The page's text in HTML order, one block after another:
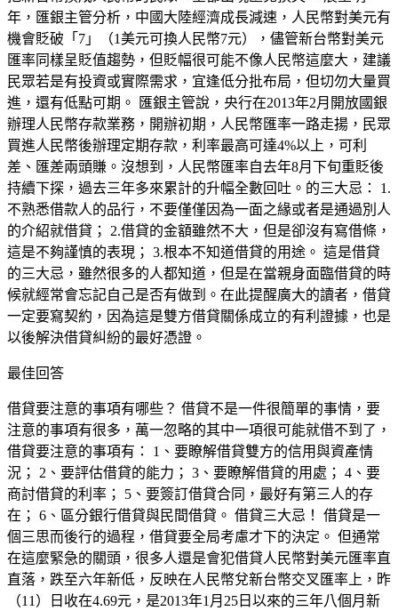
年，匯銀主管分析，中國大陸經濟成長減速，人民幣對美元有
機會貶破「7」（1美元可換人民幣7元），儘管新台幣對美元
匯率同樣呈貶值趨勢，但貶幅很可能不像人民幣這麼大，建議
民眾若是有投資或實際需求，宜逢低分批布局，但切勿大量買
進，還有低點可期。 匯銀主管說，央行在2013年2月開放國銀
辦理人民幣存款業務，開辦初期，人民幣匯率一路走揚，民眾
買進人民幣後辦理定期存款，利率最高可達4%以上，可利
差、匯差兩頭賺。沒想到，人民幣匯率自去年8月下旬重貶後
持續下探，過去三年多來累計的升幅全數回吐。的三大忌： 1.
不熟悉借款人的品行，不要僅僅因為一面之緣或者是通過別人
的介紹就借貸； 2.借貸的金額雖然不大，但是卻沒有寫借條，
這是不夠謹慎的表現； 3.根本不知道借貸的用途。 這是借貸
的三大忌，雖然很多的人都知道，但是在當親身面臨借貸的時
候就經常會忘記自己是否有做到。在此提醒廣大的讀者，借貸
一定要寫契約，因為這是雙方借貸關係成立的有利證據，也是
以後解決借貸糾紛的最好憑證。
最佳回答
借貸要注意的事項有哪些？ 借貸不是一件很簡單的事情，要
注意的事項有很多，萬一忽略的其中一項很可能就借不到了，
借貸要注意的事項有： 1、要瞭解借貸雙方的信用與資產情
況； 2、要評估借貸的能力； 3、要瞭解借貸的用處； 4、要
商討借貸的利率； 5、要簽訂借貸合同，最好有第三人的存
在； 6、區分銀行借貸與民間借貸。 借貸三大忌！ 借貸是一
個三思而後行的過程，借貸要全局考慮才下的決定。 但通常
在這麼緊急的關頭，很多人還是會犯借貸人民幣對美元匯率直
直落，跌至六年新低，反映在人民幣兌新台幣交叉匯率上，昨
（11）日收在4.69元，是2013年1月25日以來的三年八個月新